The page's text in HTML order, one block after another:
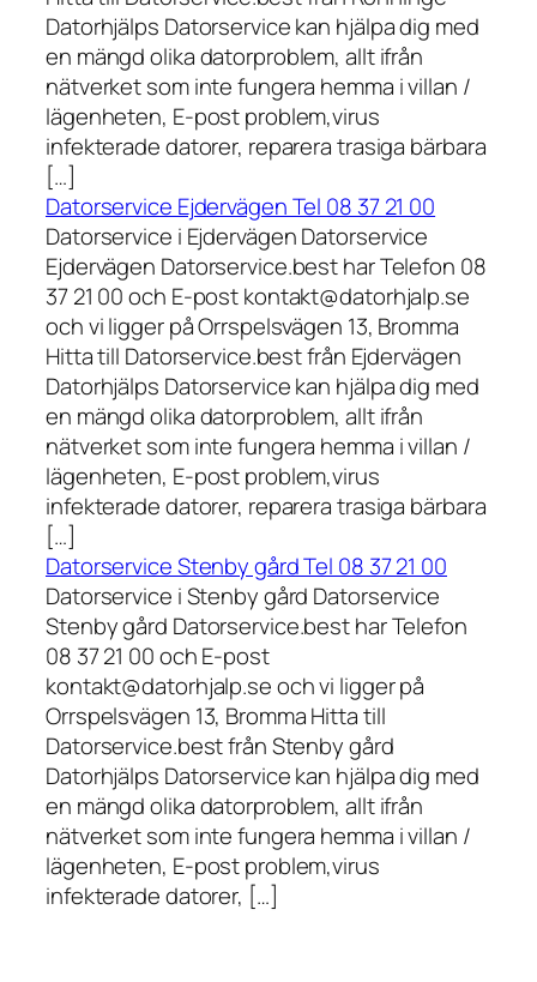
Datorhjälps Datorservice kan hjälpa dig med
en mängd olika datorproblem, allt ifrån
nätverket som inte fungera hemma i villan /
lägenheten, E-post problem,virus
infekterade datorer, reparera trasiga bärbara
[…]
Datorservice Ejdervägen Tel 08 37 21 00
Datorservice i Ejdervägen Datorservice
Ejdervägen Datorservice.best har Telefon 08
37 21 00 och E-post kontakt@datorhjalp.se
och vi ligger på Orrspelsvägen 13, Bromma
Hitta till Datorservice.best från Ejdervägen
Datorhjälps Datorservice kan hjälpa dig med
en mängd olika datorproblem, allt ifrån
nätverket som inte fungera hemma i villan /
lägenheten, E-post problem,virus
infekterade datorer, reparera trasiga bärbara
[…]
Datorservice Stenby gård Tel 08 37 21 00
Datorservice i Stenby gård Datorservice
Stenby gård Datorservice.best har Telefon
08 37 21 00 och E-post
kontakt@datorhjalp.se och vi ligger på
Orrspelsvägen 13, Bromma Hitta till
Datorservice.best från Stenby gård
Datorhjälps Datorservice kan hjälpa dig med
en mängd olika datorproblem, allt ifrån
nätverket som inte fungera hemma i villan /
lägenheten, E-post problem,virus
infekterade datorer, […]